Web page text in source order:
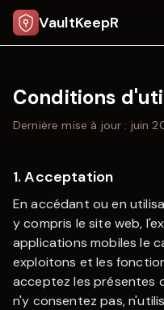
VaultKeepR
Conditions
Dernière mise à jour : juin
1. Acceptation
En accédant ou en
y compris le site web,
applications mobiles le
exploitons et les
acceptez les présentes
n'y consentez pas,